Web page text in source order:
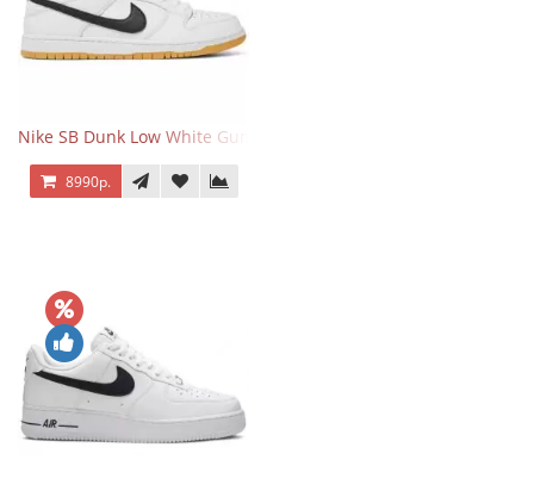
Nike SB Dunk Low White Gum
8990р.